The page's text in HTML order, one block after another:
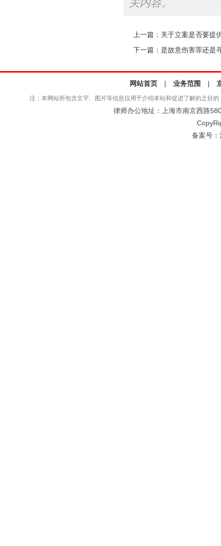
关内容。
上一篇： 关于立案是否要提
下一篇： 是故意伤害罪还是
网站首页 | 业务范围 |
注：本网站所包含文字、图片等信息仅用于介绍本站和促进了解的之目
律师办公地址：上海市南京西路
备案号：